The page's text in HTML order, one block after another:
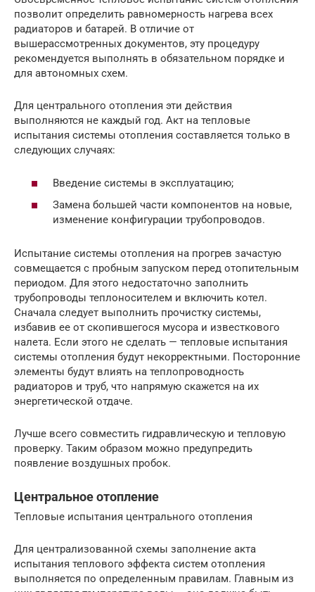
позволит определить равномерность нагрева всех
радиаторов и батарей. В отличие от
вышерассмотренных документов, эту процедуру
рекомендуется выполнять в обязательном порядке и
для автономных схем.
Для центрального отопления эти действия
выполняются не каждый год. Акт на тепловые
испытания системы отопления составляется только в
следующих случаях:
Введение системы в эксплуатацию;
Замена большей части компонентов на новые,
изменение конфигурации трубопроводов.
Испытание системы отопления на прогрев зачастую
совмещается с пробным запуском перед отопительным
периодом. Для этого недостаточно заполнить
трубопроводы теплоносителем и включить котел.
Сначала следует выполнить прочистку системы,
избавив ее от скопившегося мусора и известкового
налета. Если этого не сделать — тепловые испытания
системы отопления будут некорректными. Посторонние
элементы будут влиять на теплопроводность
радиаторов и труб, что напрямую скажется на их
энергетической отдаче.
Лучше всего совместить гидравлическую и тепловую
проверку. Таким образом можно предупредить
появление воздушных пробок.
Центральное отопление
Тепловые испытания центрального отопления
Для централизованной схемы заполнение акта
испытания теплового эффекта систем отопления
выполняется по определенным правилам. Главным из